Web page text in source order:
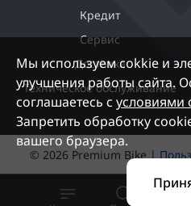
Кредит
Сервис
Доставка
Техническое обслуживание
© 2026 Premium Bike |
Мы используем cokkie и
улучшения работы сайта.
соглашаетесь с условиями
Запретить обработку
вашего браузера.